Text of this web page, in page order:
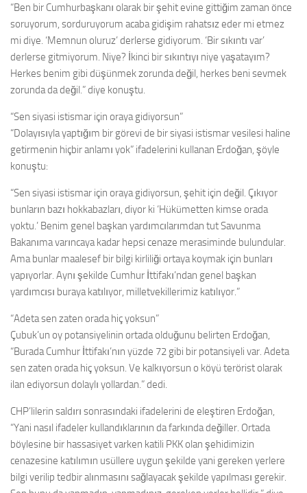
“Ben bir Cumhurbaşkanı olarak bir şehit evine gittiğim zaman önce
soruyorum, sorduruyorum acaba gidişim rahatsız eder mi etmez
mi diye. ‘Memnun oluruz’ derlerse gidiyorum. ‘Bir sıkıntı var’
derlerse gitmiyorum. Niye? İkinci bir sıkıntıyı niye yaşatayım?
Herkes benim gibi düşünmek zorunda değil, herkes beni sevmek
zorunda da değil.” diye konuştu.
“Sen siyasi istismar için oraya gidiyorsun”
“Dolayısıyla yaptığım bir görevi de bir siyasi istismar vesilesi haline
getirmenin hiçbir anlamı yok” ifadelerini kullanan Erdoğan, şöyle
konuştu:
“Sen siyasi istismar için oraya gidiyorsun, şehit için değil. Çıkıyor
bunların bazı hokkabazları, diyor ki ‘Hükümetten kimse orada
yoktu.’ Benim genel başkan yardımcılarımdan tut Savunma
Bakanıma varıncaya kadar hepsi cenaze merasiminde bulundular.
Ama bunlar maalesef bir bilgi kirliliği ortaya koymak için bunları
yapıyorlar. Aynı şekilde Cumhur İttifakı’ndan genel başkan
yardımcısı buraya katılıyor, milletvekillerimiz katılıyor.”
“Adeta sen zaten orada hiç yoksun”
Çubuk’un oy potansiyelinin ortada olduğunu belirten Erdoğan,
“Burada Cumhur İttifakı’nın yüzde 72 gibi bir potansiyeli var. Adeta
sen zaten orada hiç yoksun. Ve kalkıyorsun o köyü terörist olarak
ilan ediyorsun dolaylı yollardan.” dedi.
CHP’lilerin saldırı sonrasındaki ifadelerini de eleştiren Erdoğan,
“Yani nasıl ifadeler kullandıklarının da farkında değiller. Ortada
böylesine bir hassasiyet varken katili PKK olan şehidimizin
cenazesine katılımın usüllere uygun şekilde yani gereken yerlere
bilgi verilip tedbir alınmasını sağlayacak şekilde yapılması gerekir.